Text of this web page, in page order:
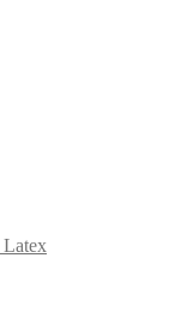
Latex